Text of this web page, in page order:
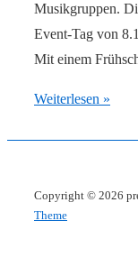
Musikgruppen.
Event-Tag von
Mit einem
ALM-
der
Zwieselalm
Weiterlesen »
Copyright © 2026
Theme